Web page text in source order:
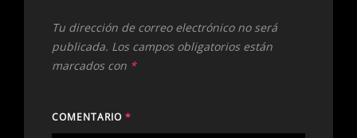
Tu dirección de correo electrónico no será
publicada. Los campos obligatorios están
marcados con *
COMENTARIO *